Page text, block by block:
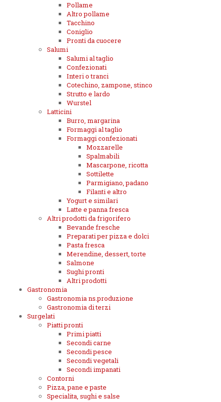
Pollame
Altro pollame
Tacchino
Coniglio
Pronti da cuocere
Salumi
Salumi al taglio
Confezionati
Interi o tranci
Cotechino, zampone, stinco
Strutto e lardo
Wurstel
Latticini
Burro, margarina
Formaggi al taglio
Formaggi confezionati
Mozzarelle
Spalmabili
Mascarpone, ricotta
Sottilette
Parmigiano, padano
Filanti e altro
Yogurt e similari
Latte e panna fresca
Altri prodotti da frigorifero
Bevande fresche
Preparati per pizza e dolci
Pasta fresca
Merendine, dessert, torte
Salmone
Sughi pronti
Altri prodotti
Gastronomia
Gastronomia ns.produzione
Gastronomia di terzi
Surgelati
Piatti pronti
Primi piatti
Secondi carne
Secondi pesce
Secondi vegetali
Secondi impanati
Contorni
Pizza, pane e paste
Specialita, sughi e salse